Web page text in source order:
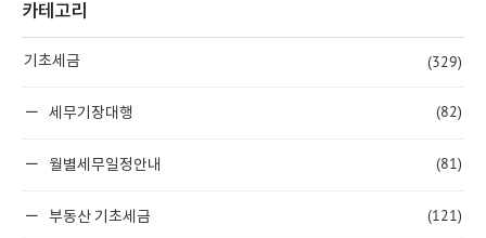
카테고리
기초세금 (329)
세무기장대행 (82)
월별세무일정안내 (81)
부동산 기초세금 (121)